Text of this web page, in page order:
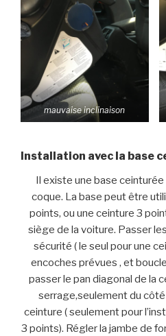
mauvaise inclinaison
Installation avec la base
Il existe une base
coque. La base peut être
points, ou une ceinture 3
siège de la voiture. Passer
sécurité ( le seul pour une
encoches prévues , et
passer le pan diagonal de la
serrage,seulement du
ceinture ( seulement pour
3 points). Régler la jambe de